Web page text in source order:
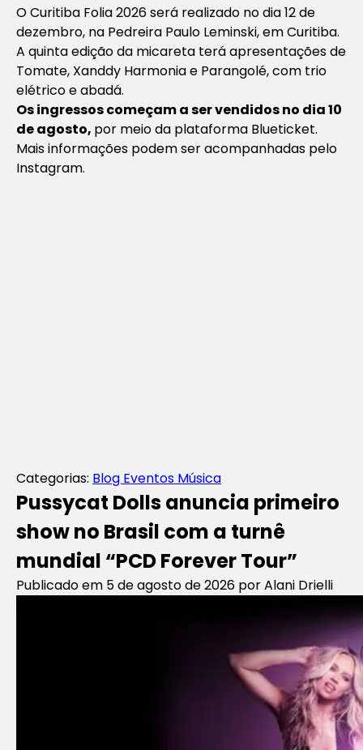
O Curitiba Folia 2026 será realizado no dia 12 de
dezembro, na Pedreira Paulo Leminski, em Curitiba.
A quinta edição da micareta terá apresentações de
Tomate, Xanddy Harmonia e Parangolé, com trio
elétrico e abadá.
Os ingressos começam a ser vendidos no dia 10
de agosto, por meio da plataforma Blueticket.
Mais informações podem ser acompanhadas pelo
Instagram.
Categorias: Blog Eventos Música
Pussycat Dolls anuncia primeiro
show no Brasil com a turnê
mundial “PCD Forever Tour”
Publicado em 5 de agosto de 2026 por Alani Drielli